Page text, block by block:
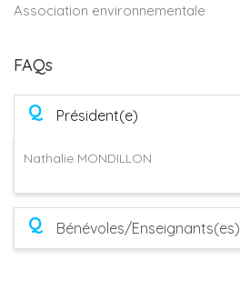
Association environnementale
FAQs
Q Président(e)
Nathalie MONDILLON
Q Bénévoles/Enseignants(es)